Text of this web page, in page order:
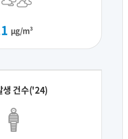
μg/m³
생 건수('24)